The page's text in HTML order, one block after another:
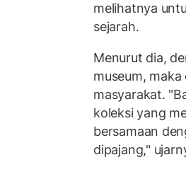
melihatnya
sejarah.
Menurut dia,
museum,
masyarakat.
koleksi yang
bersamaan
dipajang,"